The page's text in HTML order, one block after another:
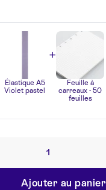
Élastique A5
Violet pastel
+
Feuille à
carreaux - 50
feuilles
Ajouter au panier